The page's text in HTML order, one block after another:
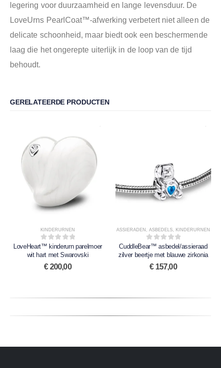
legering voor duurzaamheid en lange levensduur. De
LoveUrns PearlCoat™️-afwerking verbetert niet alleen de
delicate schoonheid, maar biedt ook een beschermende
laag die het ongerepte uiterlijk in de loop van de tijd
behoudt.
GERELATEERDE PRODUCTEN
KINDERURNEN
0out of 5
LoveHeart™ kinderurn parelmoer
wit hart met Swarovski
€200,00
ASSIERADEN , ASBEDELS, KINDERURNEN
0out of 5
CuddleBear™ asbedel/assieraad
zilver beertje met blauwe zirkonia
€157,00